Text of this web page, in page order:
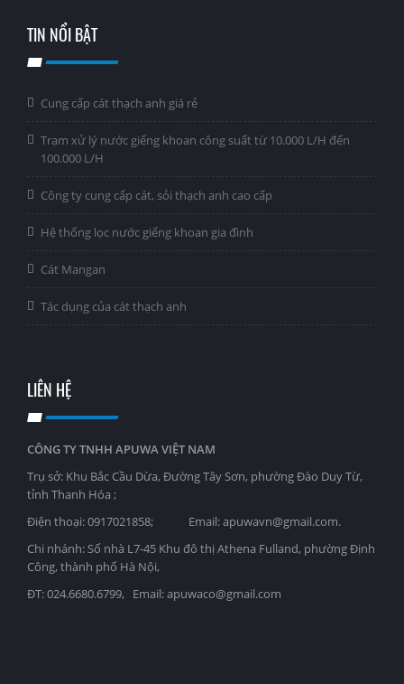
TIN NỔI BẬT
Cung cấp cát thạch anh giá rẻ
Trạm xử lý nước giếng khoan công suất từ 10.000 L/H đến
100.000 L/H
Công ty cung cấp cát, sỏi thạch anh cao cấp
Hệ thống lọc nước giếng khoan gia đình
Cát Mangan
Tác dụng của cát thạch anh
LIÊN HỆ
CÔNG TY TNHH APUWA VIỆT NAM
Trụ sở: Khu Bắc Cầu Dừa, Đường Tây Sơn, phường Đào Duy Từ,
tỉnh Thanh Hóa ;
Điện thoại: 0917021858; Email: apuwavn@gmail.com.
Chi nhánh: Số nhà L7-45 Khu đô thị Athena Fulland, phường Định
Công, thành phố Hà Nội,
ĐT: 024.6680.6799, Email: apuwaco@gmail.com